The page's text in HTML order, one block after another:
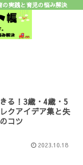
実践と育児の悩み解決
る！3歳・4歳・5
クアイデア集と失
コツ
2023.10.18